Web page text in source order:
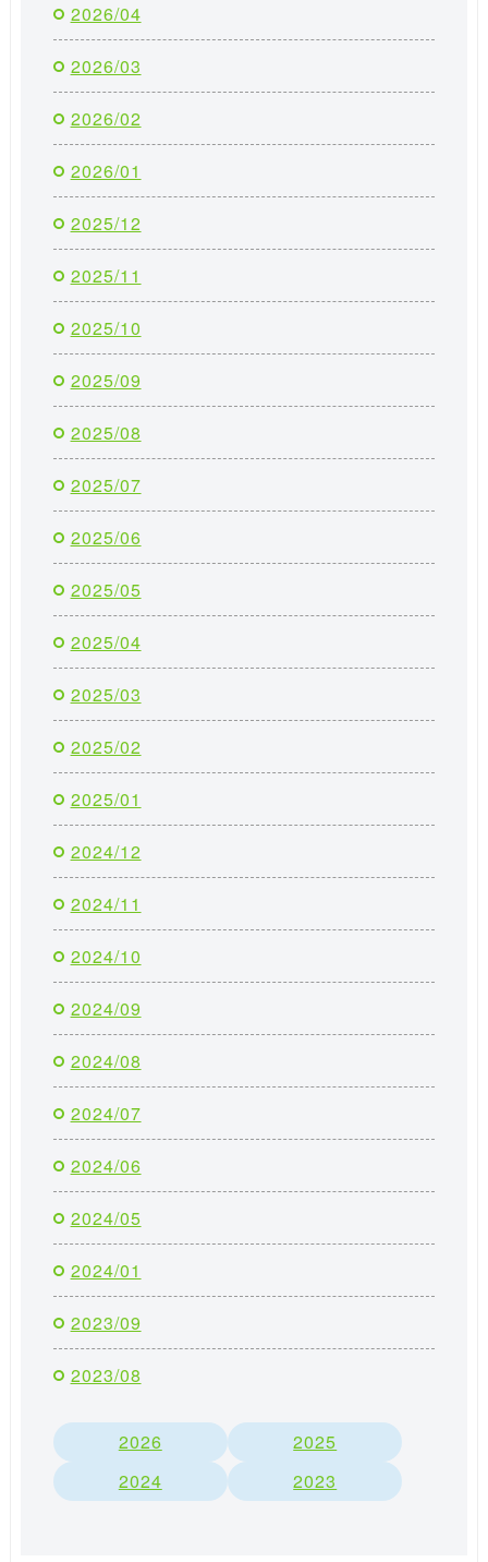
2026/04
2026/03
2026/02
2026/01
2025/12
2025/11
2025/10
2025/09
2025/08
2025/07
2025/06
2025/05
2025/04
2025/03
2025/02
2025/01
2024/12
2024/11
2024/10
2024/09
2024/08
2024/07
2024/06
2024/05
2024/01
2023/09
2023/08
2026
2025
2024
2023